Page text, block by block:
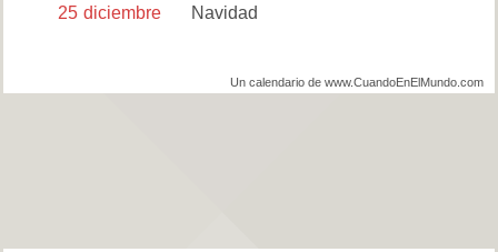
25 diciembre Navidad
Un calendario de www.CuandoEnElMundo.com